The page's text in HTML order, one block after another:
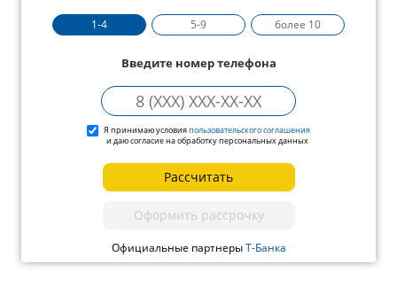
1-4 5-9 более 10
Введите номер телефона
Я принимаю условияпользовательского соглашения
и даю согласие на обработку персональных данных
Рассчитать
Оформить рассрочку
Официальные партнерыТ-Банка